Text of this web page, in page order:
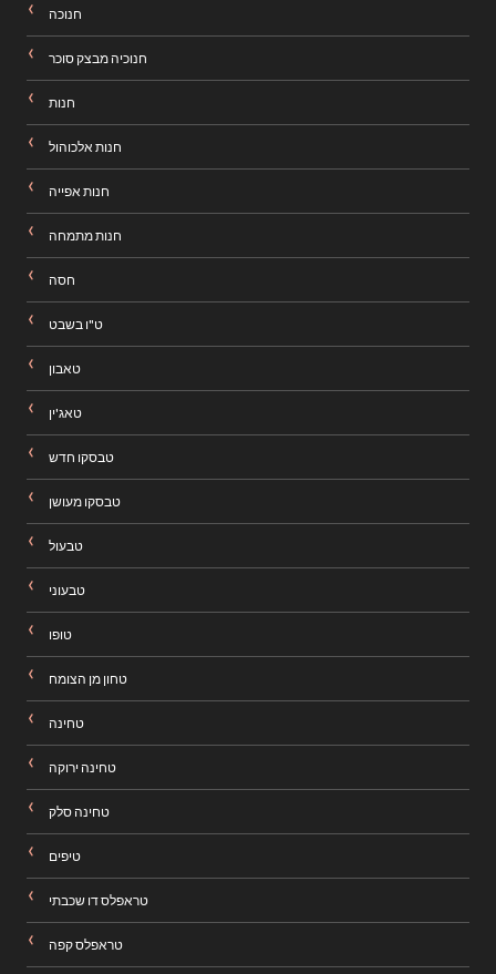
חנוכה
חנוכיה מבצק סוכר
חנות
חנות אלכוהול
חנות אפייה
חנות מתמחה
חסה
ט"ו בשבט
טאבון
טאג'ין
טבסקו חדש
טבסקו מעושן
טבעול
טבעוני
טופו
טחון מן הצומח
טחינה
טחינה ירוקה
טחינה סלק
טיפים
טראפלס דו שכבתי
טראפלס קפה